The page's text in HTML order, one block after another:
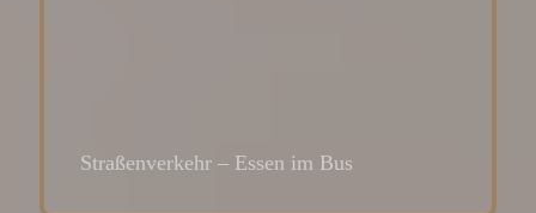
Straßenverkehr – Essen im Bus